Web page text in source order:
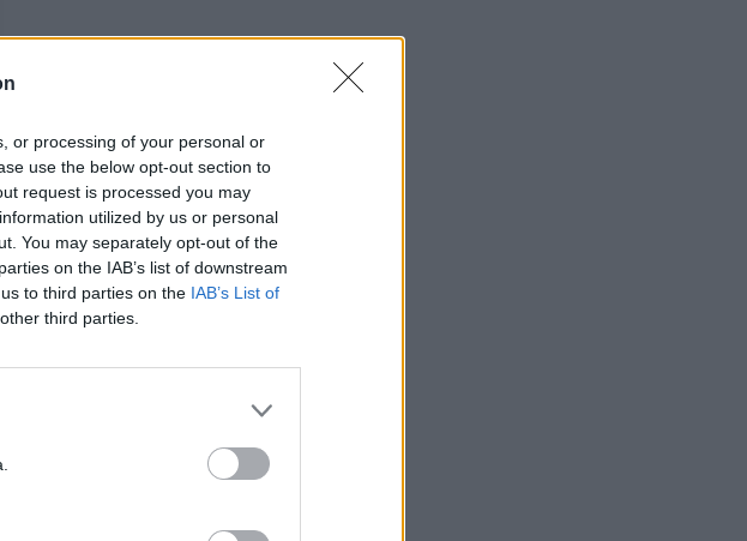
or processing of your personal or
use the below opt-out section to
request is processed you may
utilized by us or personal
You may separately opt-out of the
on the IAB’s list of downstream
to third parties on the IAB’s List of
third parties.